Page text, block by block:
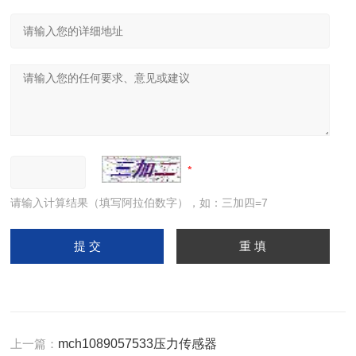
请输入计算结果（填写阿拉伯数字），如：三加四=7
上一篇： mch1089057533压力传感器